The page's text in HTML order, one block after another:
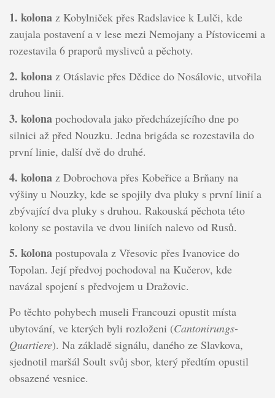
1. kolonaz Kobylniček přes Radslavice k Lulči, kde
zaujala postavení a v lese mezi Nemojany a Pístovicemi a
rozestavila 6 praporů myslivců a pěchoty.
2. kolonaz Otáslavic přes Dědice do Nosálovic, utvořila
druhou linii.
3. kolonapochodovala jako předcházejícího dne po
silnici až před Nouzku. Jedna brigáda se rozestavila do
první linie, další dvě do druhé.
4. kolonaz Dobrochova přes Kobeřice a Brňany na
výšiny u Nouzky, kde se spojily dva pluky s první linií a
zbývající dva pluky s druhou. Rakouská pěchota této
kolony se postavila ve dvou liniích nalevo od Rusů.
5. kolonapostupovala z Vřesovic přes Ivanovice do
Topolan. Její předvoj pochodoval na Kučerov, kde
navázal spojení s předvojem u Dražovic.
Po těchto pohybech museli Francouzi opustit místa
ubytování, ve kterých byli rozloženi (Cantonirungs-
Quartiere). Na základě signálu, daného ze Slavkova,
sjednotil maršál Soult svůj sbor, který předtím opustil
obsazené vesnice.